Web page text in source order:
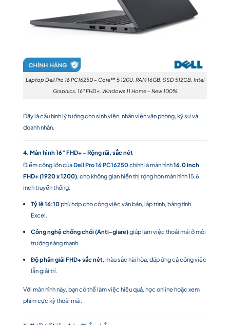
Laptop Dell Pro 16 PC16250 – Core™ 5 120U, RAM 16GB, SSD 512GB, Intel
Graphics, 16″ FHD+, Windows 11 Home – New 100%
Đây là cấu hình lý tưởng cho sinh viên, nhân viên văn phòng, kỹ sư và
doanh nhân.
4. Màn hình 16″ FHD+ – Rộng rãi, sắc nét
Điểm cộng lớn củaDell Pro 16 PC16250chính là màn hình16.0 inch
FHD+ (1920 x 1200) , cho không gian hiển thị rộng hơn màn hình 15.6
inch truyền thống.
Tỷ lệ 16:10phù hợp cho công việc văn bản, lập trình, bảng tính
Excel.
Công nghệ chống chói (Anti-glare)giúp làm việc thoải mái ở môi
trường sáng mạnh.
Độ phân giải FHD+ sắc nét, màu sắc hài hòa, đáp ứng cả công việc
lẫn giải trí.
Với màn hình này, bạn có thể làm việc hiệu quả, học online hoặc xem
phim cực kỳ thoải mái.